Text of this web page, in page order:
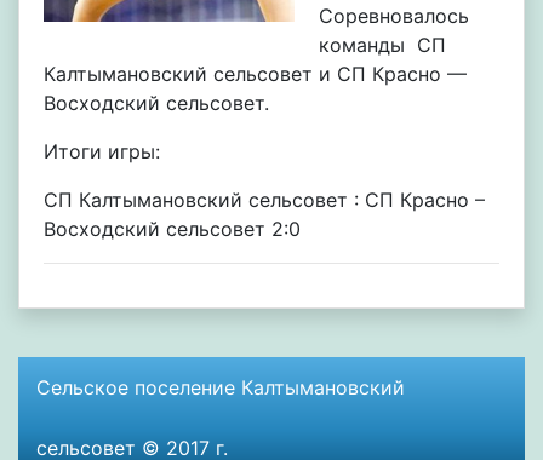
Соревновалось
команды СП
Калтымановский сельсовет и СП Красно —
Восходский сельсовет.
Итоги игры:
СП Калтымановский сельсовет : СП Красно –
Восходский сельсовет 2:0
Сельское поселение Калтымановский
сельсовет © 2017 г.